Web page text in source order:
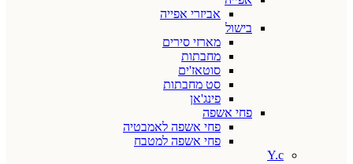
אביזרי אפייה
בישול
מארזי סירים
מחבתות
סוטאז'ים
סט מחבתות
פינג'אן
פחי אשפה
פחי אשפה לאמבטיה
פחי אשפה למטבח
Y.c